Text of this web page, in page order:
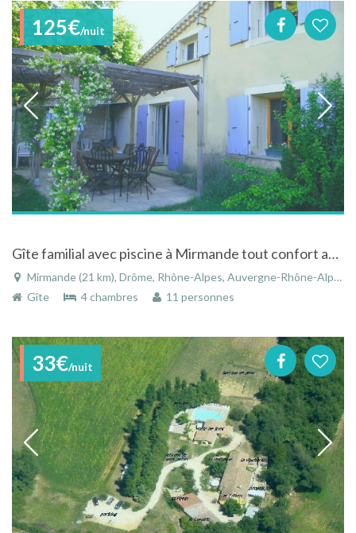
125€/nuit
Gîte familial avec piscine à Mirmande tout confort au calme et au soleil de la Drôme avec piscine
Mirmande (21 km), Drôme, Rhône-Alpes, Auvergne-Rhône-Alpes, France
Gîte
4 chambres 11 personnes
33€/nuit